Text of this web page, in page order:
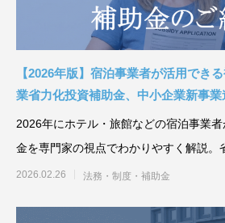
【2026年版】宿泊事業者が活用でき
業省力化投資補助金、中小企業新事
ル化・AI導入補助金を徹底解説
2026年にホテル・旅館などの宿泊事業
金を専門家の視点でわかりやすく解説。
出促進事業、デジタル
2026.02.26 法務・制度・補助金